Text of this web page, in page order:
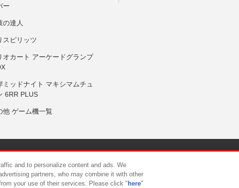
ー
の達人
スピリッツ
オカート アーケードグランプ
ミッドナイト マキシマムチュ
6RR PLUS
他 ゲーム機一覧
について カスタマーハラスメント対応方針
and to personalize content and ads. We
partners, who may combine it with other
your use of their services. Please click " here"